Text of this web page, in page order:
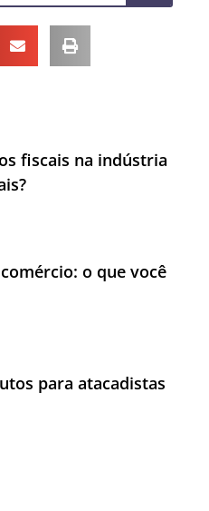
fiscais na indústria
o que você
para atacadistas